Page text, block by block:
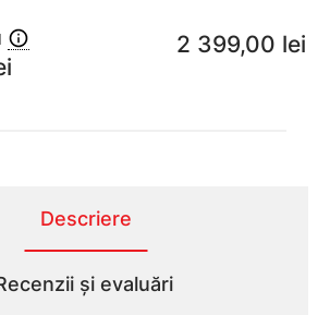
2 399,00 lei
Descriere
și evaluări